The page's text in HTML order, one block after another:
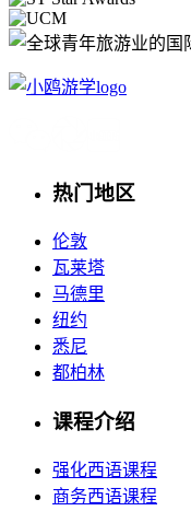
热门地区
伦敦
瓦莱塔
马德里
纽约
悉尼
都柏林
课程介绍
强化西语课程
商务西语课程